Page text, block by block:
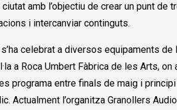
ciutat amb l’objectiu de crear un punt
i intercanviar continguts.
celebrat a diversos equipaments
a Roca Umbert Fàbrica de les Arts,
programa entre finals de maig i
Actualment l’organitza Granollers